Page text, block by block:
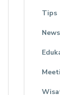
Tips
News